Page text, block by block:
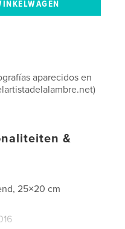
aparecidos en
&
25×20 cm